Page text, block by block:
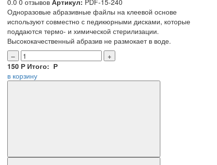
0.0 0 отзывов Артикул: PDF-15-240
Одноразовые абразивные файлы на клеевой основе
используют совместно с педикюрными дисками, которые
поддаются термо- и химической стерилизации.
Высококачественный абразив не размокает в воде.
–
+
150 Р Итого: Р
в корзину